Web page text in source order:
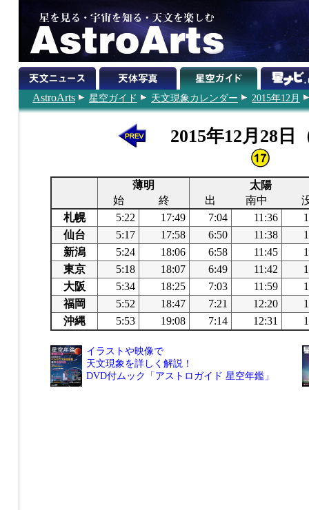
AstroArts 星空ガイド 天文現象カレンダー 2015年12月
2015年12月28日
薄明
太陽
始
終 出 南中
札幌
5:22 17:49 7:04 11:36
仙台
5:17 17:58 6:50 11:38
新潟
5:24 18:06 6:58 11:45
東京
5:18 18:07 6:49 11:42
大阪
5:34 18:25 7:03 11:59
福岡
5:52 18:47 7:21 12:20
沖縄
5:53 19:08 7:14 12:31
イラストや映像で
天文現象を詳しく解説！
DVD付ムック「アストロガイド 星空年鑑」